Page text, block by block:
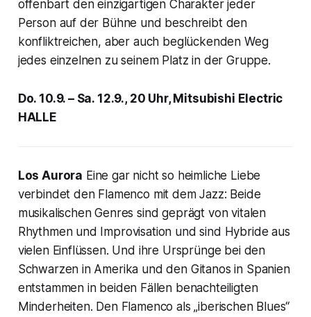
offenbart den einzigartigen Charakter jeder
Person auf der Bühne und beschreibt den
konfliktreichen, aber auch beglückenden Weg
jedes einzelnen zu seinem Platz in der Gruppe.
Do. 10.9. – Sa. 12.9., 20 Uhr, Mitsubishi Electric
HALLE
Los Aurora Eine gar nicht so heimliche Liebe
verbindet den Flamenco mit dem Jazz: Beide
musikalischen Genres sind geprägt von vitalen
Rhythmen und Improvisation und sind Hybride aus
vielen Einflüssen. Und ihre Ursprünge bei den
Schwarzen in Amerika und den Gitanos in Spanien
entstammen in beiden Fällen benachteiligten
Minderheiten. Den Flamenco als „iberischen Blues“